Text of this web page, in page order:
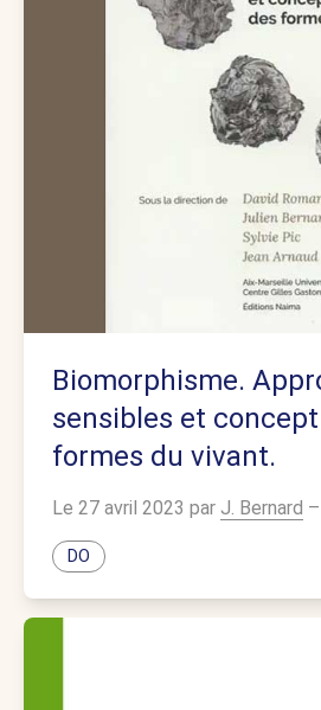
Biomorphisme.
sensibles et
formes du vivant.
Le 27 avril 2023 par J. Bernard –
DO